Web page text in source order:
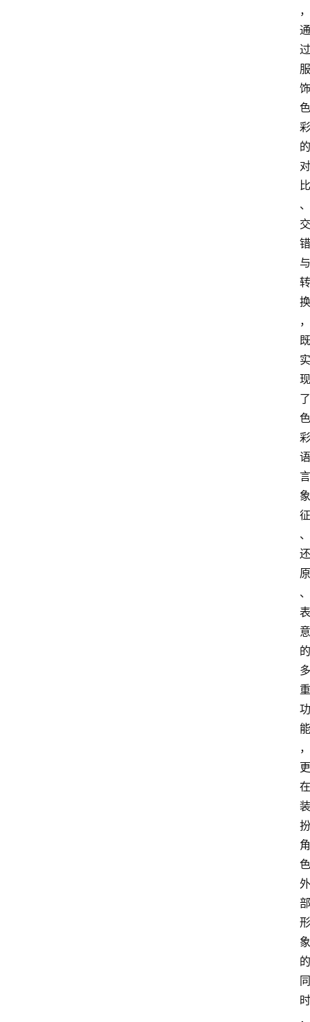
，
通
过
服
饰
色
彩
的
对
比
、
交
错
与
转
换
，
既
实
现
了
色
彩
语
言
象
征
、
还
原
、
表
意
的
多
重
功
能
，
更
在
装
扮
角
色
外
部
形
象
的
同
时
，